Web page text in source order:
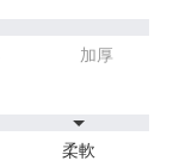
加厚
柔軟